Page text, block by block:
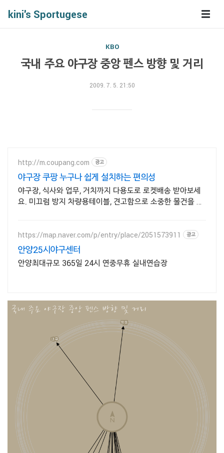
kini's Sportugese
KBO
국내 주요 야구장 중앙 펜스 방향 및 거리
2009. 7. 5. 21:50
http://m.coupang.com 광고
야구장 쿠팡 누구나 쉽게 설치하는 편의성
야구장, 식사와 업무, 거치까지 다용도로 로켓배송 받아보세
요. 미끄럼 방지 차량용테이블, 견고함으로 소중한 물건을 안
https://map.naver.com/p/entry/place/2051573911 광고
안양25시야구센터
안양최대규모 365일 24시 연중무휴 실내연습장